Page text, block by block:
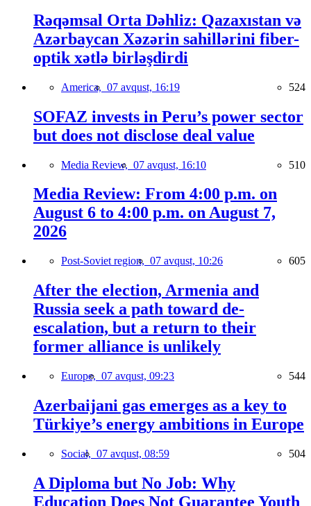
Rəqəmsal Orta Dəhliz: Qazaxıstan və
Azərbaycan Xəzərin sahillərini fiber-
optik xətlə birləşdirdi
America, 07 avqust, 16:19 524
SOFAZ invests in Peru’s power sector
but does not disclose deal value
Media Review, 07 avqust, 16:10 510
Media Review: From 4:00 p.m. on
August 6 to 4:00 p.m. on August 7,
2026
Post-Soviet region, 07 avqust, 10:26 605
After the election, Armenia and
Russia seek a path toward de-
escalation, but a return to their
former alliance is unlikely
Europe, 07 avqust, 09:23 544
Azerbaijani gas emerges as a key to
Türkiye’s energy ambitions in Europe
Social, 07 avqust, 08:59 504
A Diploma but No Job: Why
Education Does Not Guarantee Youth